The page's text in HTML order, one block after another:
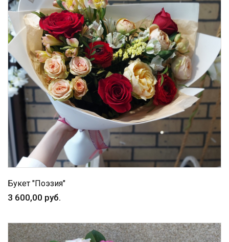
Букет "Поэзия"
3 600,00 руб.